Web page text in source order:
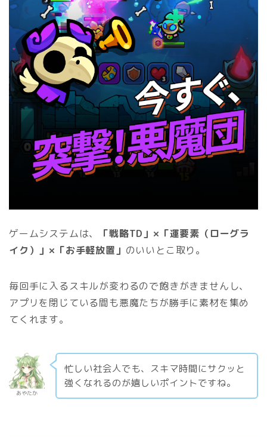
ゲームシステムは、
「戦略TD」×「運要素（ローグラ
イク）」×「お手軽放置」 のいいとこ取り。
毎回手に入るスキルが変わるので飽きがきませんし、
アプリを閉じている間も悪魔たちが勝手に素材を集め
てくれます。
あやたか
忙しい社会人でも、スキマ時間にサクッと
強くなれるのが嬉しいポイントですね。